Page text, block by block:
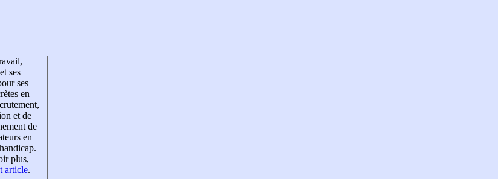
ses
ses
en
et de
de
en
plus,
article.